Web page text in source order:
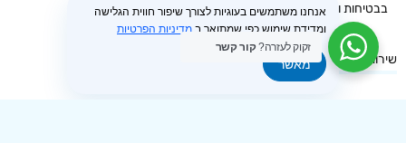
בבטיחות ובמקצועיות ללא פשרות.
שירותים
אנחנו משתמשים בעוגיות לצורך שיפור חווית הגלישה
ומדידת שימוש כפי שמתואר ב מדיניות הפרטיות
מאשר
זקוק לעזרה?קור קשר